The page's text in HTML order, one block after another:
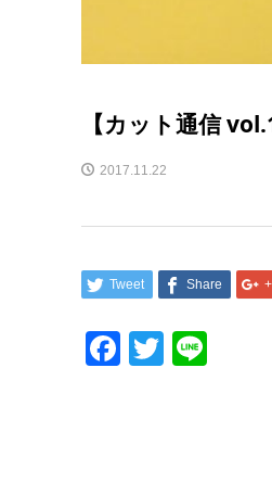
【カット通信
2017.11.22
Tweet Share
Facebook
Twitter